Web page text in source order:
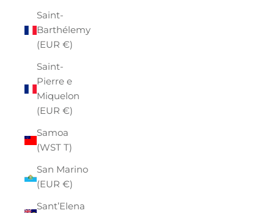
Saint-
Barthélemy
(EUR €)
Saint-
Pierre e
Miquelon
(EUR €)
Samoa
(WST T)
San Marino
(EUR €)
Sant’Elena